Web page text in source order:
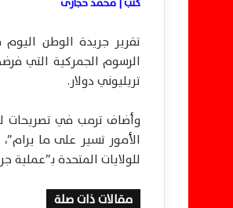
تقرير جريدة الوطن اليوم
الرسوم الجمركية التي
تريليوني دولار.
وأضاف ترمب في تصريحات
الأمور تسير على ما
للولايات المتحدة
مقالات ذات صلة